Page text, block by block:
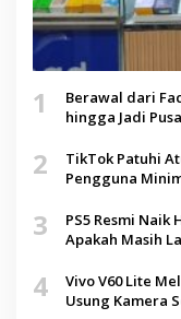
1
Berawal dari
hingga Jadi
2
TikTok Patuhi
Pengguna
3
PS5 Resmi Naik
Apakah Masih
4
Vivo V60 Lite
Usung Kamera